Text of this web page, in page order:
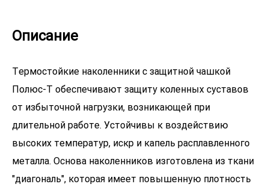
Описание
Термостойкие наколенники с защитной чашкой
Полюс-Т обеспечивают защиту коленных суставов
от избыточной нагрузки, возникающей при
длительной работе. Устойчивы к воздействию
высоких температур, искр и капель расплавленного
металла. Основа наколенников изготовлена из ткани
"диагональ", которая имеет повышенную плотность